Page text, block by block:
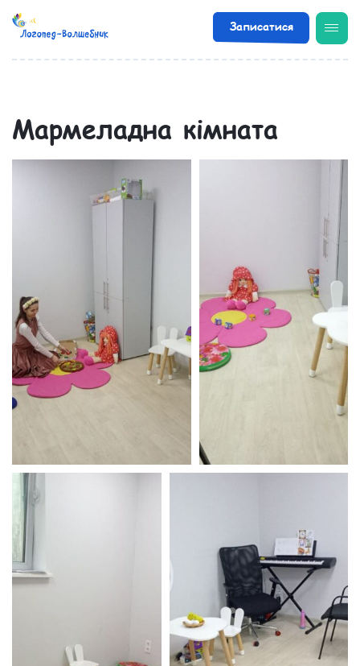
Записатися
Мармеладна кімната